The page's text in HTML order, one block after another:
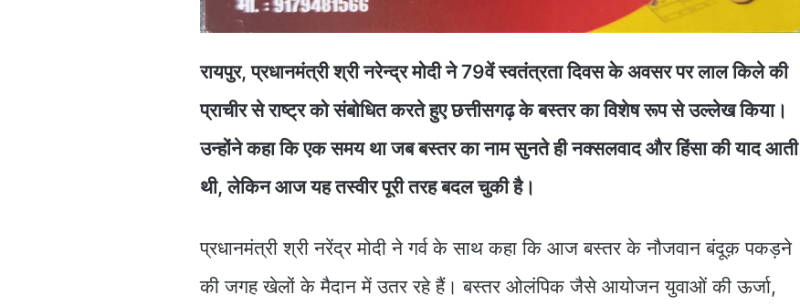
रायपुर, प्रधानमंत्री श्री नरेन्द्र मोदी ने 79वें स्वतंत्रता दिवस के अवसर पर लाल किले की
प्राचीर से राष्ट्र को संबोधित करते हुए छत्तीसगढ़ के बस्तर का विशेष रूप से उल्लेख किया।
उन्होंने कहा कि एक समय था जब बस्तर का नाम सुनते ही नक्सलवाद और हिंसा की याद आती
थी, लेकिन आज यह तस्वीर पूरी तरह बदल चुकी है।
प्रधानमंत्री श्री नरेंद्र मोदी ने गर्व के साथ कहा कि आज बस्तर के नौजवान बंदूक़ पकड़ने
की जगह खेलों के मैदान में उतर रहे हैं। बस्तर ओलंपिक जैसे आयोजन युवाओं की ऊर्जा,